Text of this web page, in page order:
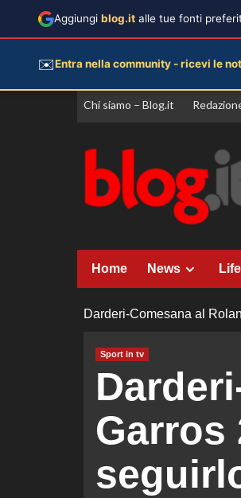
Vai
Chi siamo – Blog.it
Home News
Darderi-Comesana al
Sport in tv
Garros
Aggiungi blog.it alle tue fonti
✉️Entra nella community - ricevi le